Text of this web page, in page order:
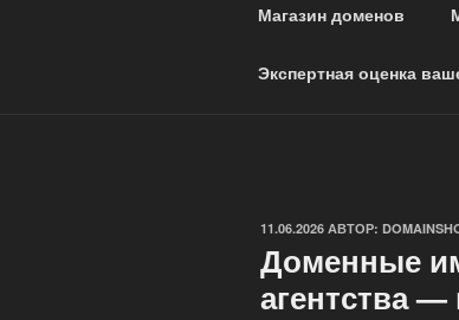
Магазин доменов
Экспертная оценка
ОПУБЛИКОВАНО
11.06.2026 АВТОР:
Доменные
агентства